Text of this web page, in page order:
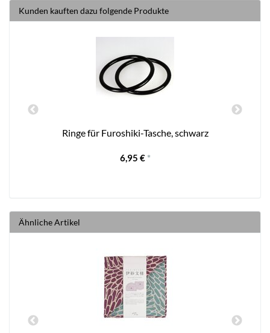
Kunden kauften dazu folgende Produkte
Ringe für Furoshiki-Tasche, schwarz
6,95 € *
Ähnliche Artikel